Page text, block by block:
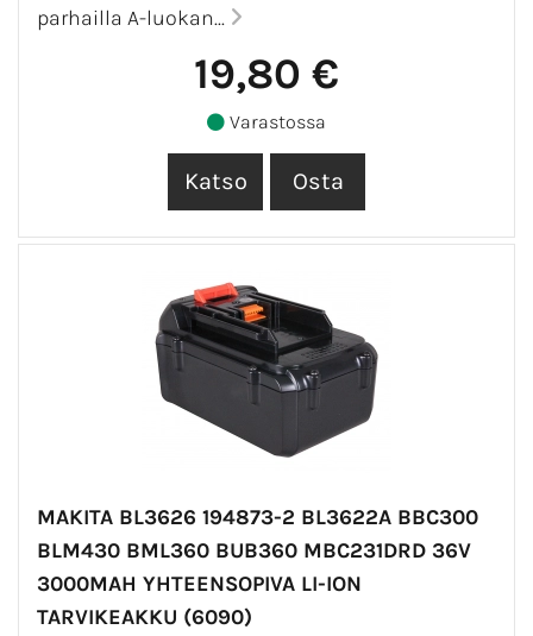
parhailla A-luokan...
19,80 €
Varastossa
MAKITA BL3626 194873-2 BL3622A BBC300
BLM430 BML360 BUB360 MBC231DRD 36V
3000MAH YHTEENSOPIVA LI-ION
TARVIKEAKKU (6090)